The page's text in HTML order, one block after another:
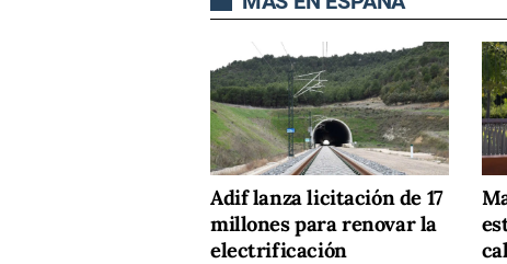
Adif lanza licitación de 17
millones para renovar la
electrificación